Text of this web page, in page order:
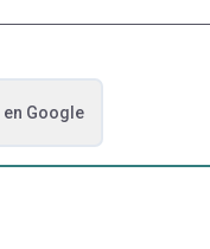
en Google